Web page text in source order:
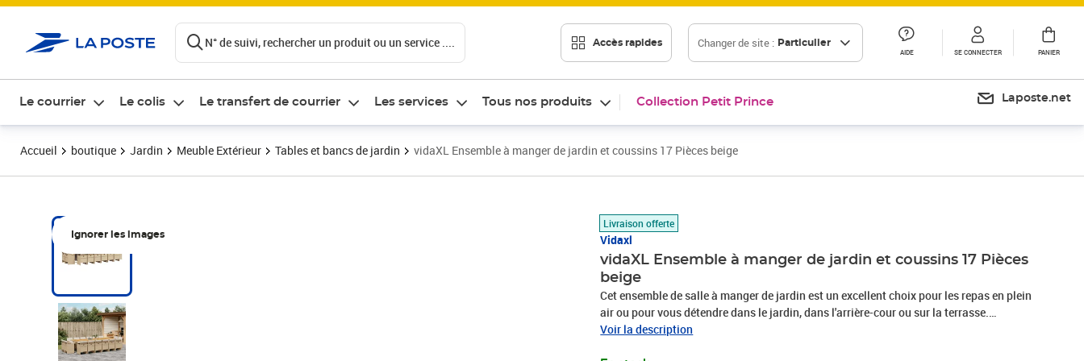
N° de suivi, rechercher un produit ou un service .... Accès rapides Changer de site : Particulier
AIDE SE CONNECTER PANIER
Le courrier Le colis Le transfert de courrier Les services Tous nos produits Collection Petit Prince Laposte.net
Accueil boutique Jardin Meuble Extérieur Tables et bancs de jardin vidaXL Ensemble à manger de jardin et coussins 17 Pièces beige
Ignorer les images
Livraison offerte
Vidaxl
vidaXL Ensemble à manger de jardin et coussins 17 Pièces
beige
Cet ensemble de salle à manger de jardin est un excellent choix pour les repas en plein
air ou pour vous détendre dans le jardin, dans l'arrière-cour ou sur la terrasse.
Matériau durable : la résine tressée, également connue sous le nom de poly rotin, est
Voir la description
Prix 1 498,89€